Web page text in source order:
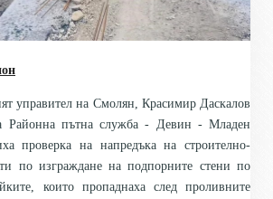
управител на Смолян, Красимир Даскалов
Районна пътна служба - Девин - Младен
проверка на напредъка на строително-
по изграждане на подпорните стени по
които пропаднаха след проливните